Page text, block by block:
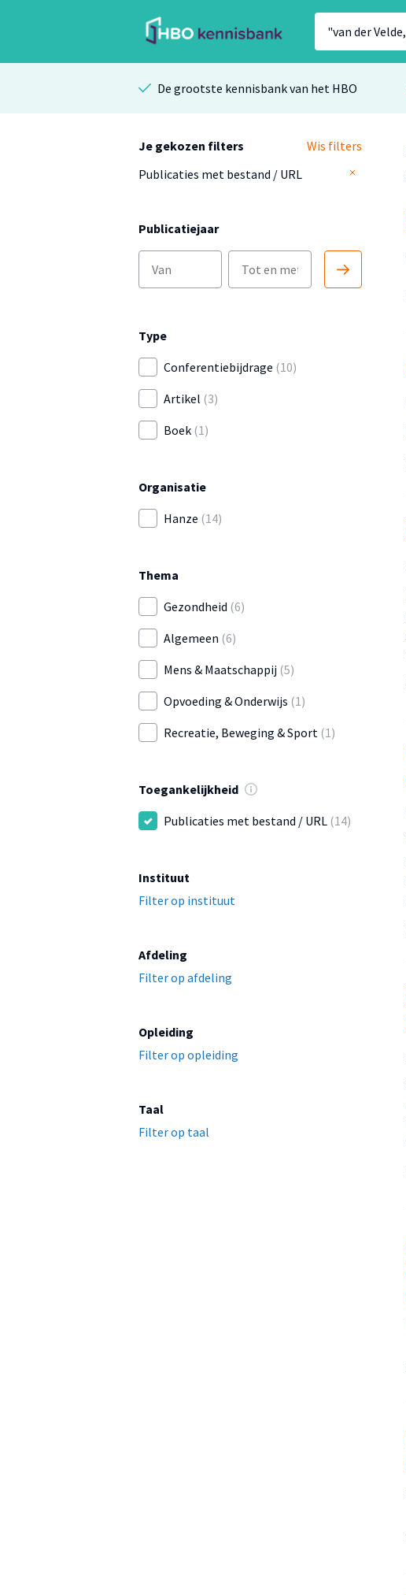
De grootste kennisbank van het HBO
Je gekozen filters
Wis filters
Publicaties met bestand / URL
Publicatiejaar
Type
Conferentiebijdrage (10)
Artikel (3)
Boek (1)
Organisatie
Hanze (14)
Thema
Gezondheid (6)
Algemeen (6)
Mens & Maatschappij (5)
Opvoeding & Onderwijs (1)
Recreatie, Beweging & Sport (1)
Toegankelijkheid
Publicaties met bestand / URL (14)
Instituut
Filter op instituut
Afdeling
Filter op afdeling
Opleiding
Filter op opleiding
Taal
Filter op taal